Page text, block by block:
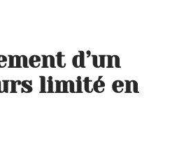
d’un
limité en